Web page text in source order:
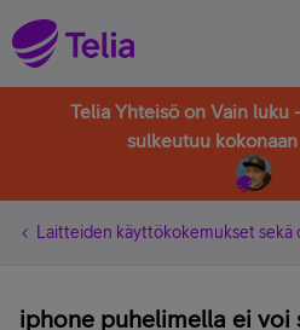
Telia Yhteisö on Vain luku
sulkeutuu
Laitteiden käyttökokemukset sekä
iphone puhelimella ei